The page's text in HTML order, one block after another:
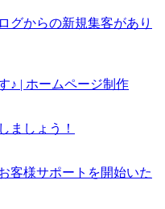
グからの新規集客があり
♪ | ホームページ制作
ましょう！
客様サポートを開始いた